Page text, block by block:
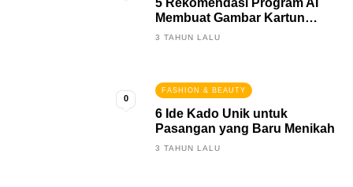
5 Rekomendasi Program AI
Membuat Gambar Kartun
Keren
3 TAHUN LALU
0
FASHION & BEAUTY
6 Ide Kado Unik untuk
Pasangan yang Baru Menikah
3 TAHUN LALU